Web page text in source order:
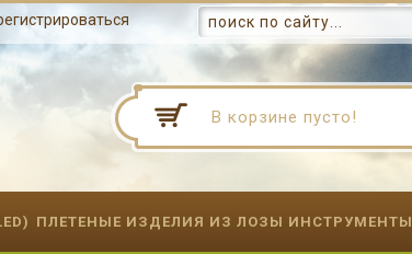
В корзине пусто!
ПЛЕТЕНЫЕ ИЗДЕЛИЯ ИЗ ЛОЗЫ ИНСТРУМЕНТЫ